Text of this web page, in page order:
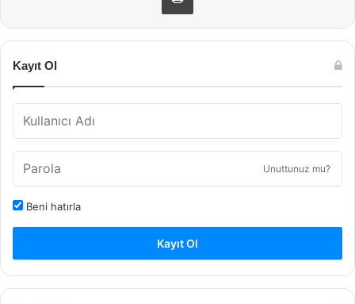
Kayıt Ol
Unuttunuz mu?
Beni hatırla
Kayıt Ol